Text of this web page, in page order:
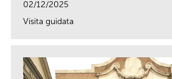
02/12/2025
Visita guidata